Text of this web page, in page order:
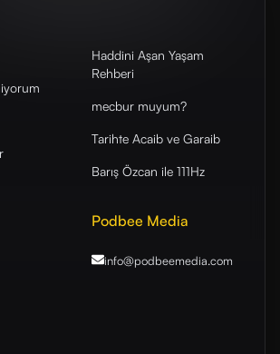
Haddini Aşan Yaşam
Rehberi
mecbur muyum?
Tarihte Acaib ve Garaib
Barış Özcan ile 111Hz
Podbee Media
info@podbeemedia.com